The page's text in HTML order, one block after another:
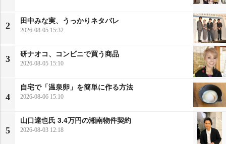
2
田中みな実、うっかりネタバレ
2026-08-05 15:32
3
研ナオコ、コンビニで買う商品
2026-08-05 15:10
4
自宅で「温泉卵」を簡単に作る方法
2026-08-06 15:10
5
山口達也氏 3.4万円の湘南物件契約
2026-08-03 12:18